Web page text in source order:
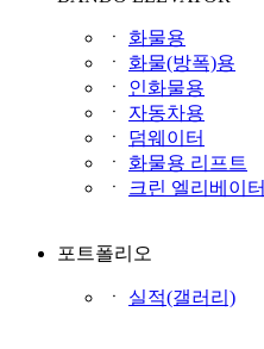
ㆍ 화물용
ㆍ 화물(방폭)용
ㆍ 인화물용
ㆍ 자동차용
ㆍ 덤웨이터
ㆍ 화물용 리프트
ㆍ
크린 엘리베이터
포트폴리오
ㆍ 실적(갤러리)